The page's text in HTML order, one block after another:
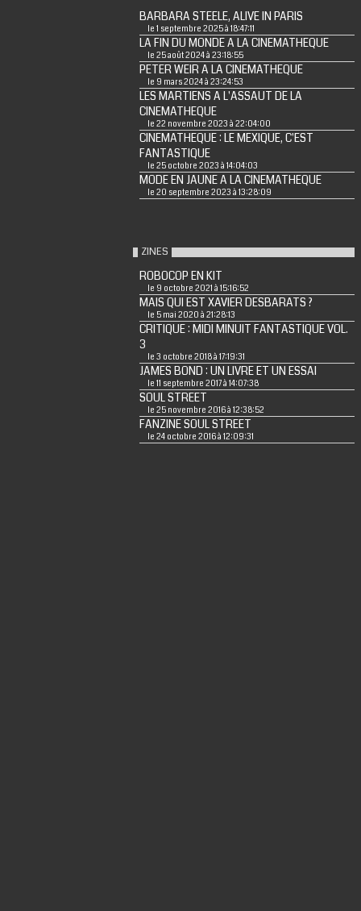
BARBARA STEELE, ALIVE IN PARIS
le 1 septembre 2025 à 18:47:11
LA FIN DU MONDE A LA CINEMATHEQUE
le 25 août 2024 à 23:18:55
PETER WEIR A LA CINEMATHEQUE
le 9 mars 2024 à 23:24:53
LES MARTIENS A L'ASSAUT DE LA
CINEMATHEQUE
le 22 novembre 2023 à 22:04:00
CINEMATHEQUE : LE MEXIQUE, C'EST
FANTASTIQUE
le 25 octobre 2023 à 14:04:03
MODE EN JAUNE A LA CINEMATHEQUE
le 20 septembre 2023 à 13:28:09
ZINES
ROBOCOP EN KIT
le 9 octobre 2021 à 15:16:52
MAIS QUI EST XAVIER DESBARATS ?
le 5 mai 2020 à 21:28:13
CRITIQUE : MIDI MINUIT FANTASTIQUE VOL.
3
le 3 octobre 2018 à 17:19:31
JAMES BOND : UN LIVRE ET UN ESSAI
le 11 septembre 2017 à 14:07:38
SOUL STREET
le 25 novembre 2016 à 12:38:52
FANZINE SOUL STREET
le 24 octobre 2016 à 12:09:31